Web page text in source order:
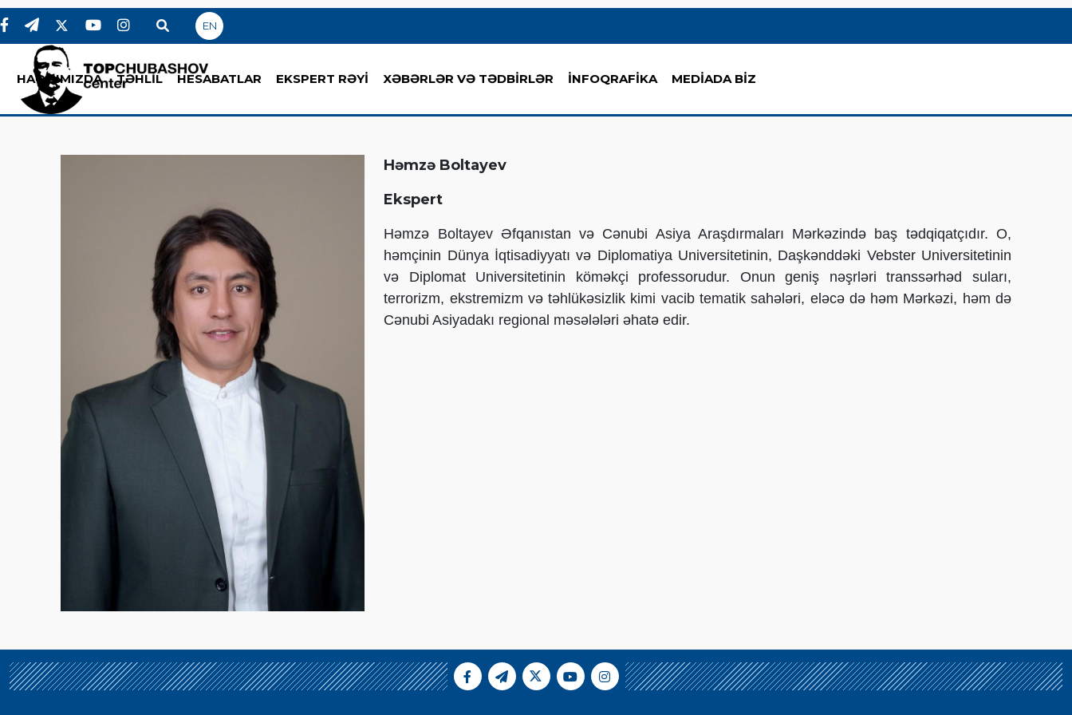
EN
HAQQIMIZDA TƏHLİL HESABATLAR EKSPERT RƏYİ XƏBƏRLƏR VƏ TƏDBİRLƏR İNFOQRAFİKA MEDİADA BİZ
Həmzə Boltayev
Ekspert
Həmzə Boltayev Əfqanıstan və Cənubi Asiya Araşdırmaları Mərkəzində baş tədqiqatçıdır. O,
həmçinin Dünya İqtisadiyyatı və Diplomatiya Universitetinin, Daşkənddəki Vebster Universitetinin
və Diplomat Universitetinin köməkçi professorudur. Onun geniş nəşrləri transsərhəd suları,
terrorizm, ekstremizm və təhlükəsizlik kimi vacib tematik sahələri, eləcə də həm Mərkəzi, həm də
Cənubi Asiyadakı regional məsələləri əhatə edir.